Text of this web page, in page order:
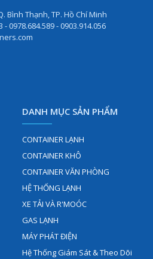
Bình Thạnh, TP. Hồ Chí Minh
0978.684.589 - 0903.914.056
DANH MỤC SẢN PHẨM
CONTAINER LẠNH
CONTAINER KHÔ
CONTAINER VĂN PHÒNG
HỆ THỐNG LẠNH
XE TẢI VÀ R'MOÓC
GAS LẠNH
MÁY PHÁT ĐIỆN
Hệ Thống Giám Sát & Theo Dõi